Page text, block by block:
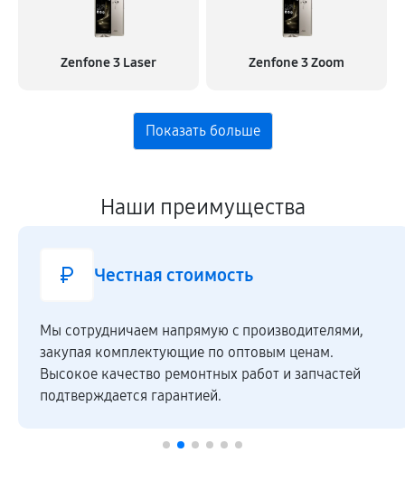
Zenfone 3 Laser Zenfone 3 Zoom
Наши преимущества
Честная стоимость
Мы сотрудничаем напрямую c производителями,
закупая комплектующие по оптовым ценам.
Высокое качество ремонтных работ и запчастей
подтверждается гарантией.